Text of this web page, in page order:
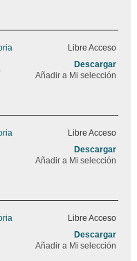
Libre Acceso
Descargar
Añadir a Mi selección
Libre Acceso
Descargar
Añadir a Mi selección
Libre Acceso
Descargar
Añadir a Mi selección